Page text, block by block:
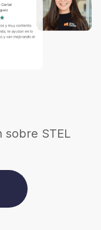
sobre STEL